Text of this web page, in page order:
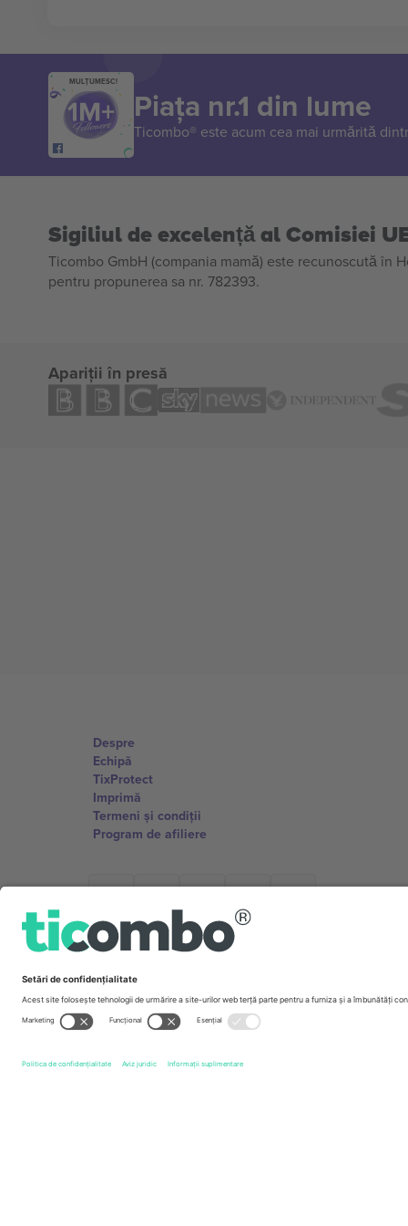
MULȚUMESC!
Piața nr.1 din lume
Ticombo® este acum cea mai urmărită
Sigiliul de excelență al Comisiei
Ticombo GmbH (compania mamă) este recunoscută în
pentru propunerea sa nr. 782393.
Apariții în presă
Despre
Echipă
TixProtect
Imprimă
Termeni și condiții
Program de afiliere
Birouri și asistență
Germany
Unter den Linden 24, 10117 Berlin, Germany